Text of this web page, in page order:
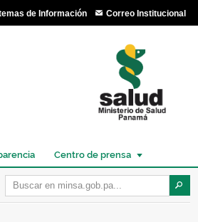
de Información Correo Institucional
Centro de prensa